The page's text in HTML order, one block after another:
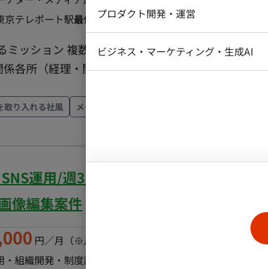
けるプロモーショ
を感じられます。 ・単なる運用サポートに留まら
ーとして一段上のキャリアアップを目指せる環境です。 ■リモート稼働に
：一部リモート（週1～2日の出社日以外はリモー
京テレポート駅最低稼働日数：週5日
、広告、プレスリリース）のタスクを遅滞なく遂行す
ます。 SNS運用サポート：投稿文作成（簡易なもの）、素材整理、外部
業：各種広告プラットフォーム（Google、TikTok
への入稿・送付 ■
マーケティング部門のメンバーと連携しながら業
ど、他部署とのやり取りも頻繁に発生します。 ■業務の流れ 日次の在庫チェックや
理、週次の広告入稿など、各業務のスケジュール
ツール等での進捗報告を行いながら進めます。 ■開発環境（言語、FW、DB、イン
取り入れる社風 メディア掲載実績あり
SNS運用/週3～5日/常駐】有名ライフス
像編集案件
円／月 （※月160時間稼働の場合・税別）
・組織開発・制度設計
ラストレーター
プロダクト開発・運営
クトマネージャー
ビジネス・マーケティング・生成AI